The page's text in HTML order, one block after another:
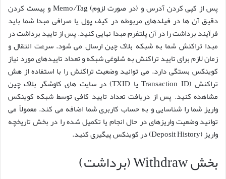
پس از کپی کردن آدرس و (در صورت لزوم) Memo/Tag و پیست کردن
دقیق آن ها در فیلدهای مربوطه در کیف پول یا صرافی مبدا شما باید
فرآیند برداشت را در آن پلتفرم مبدا نهایی کنید. پس از تایید برداشت در
مبدا تراکنش شما به شبکه بلاک چین ارسال می شود. سرعت انتقال و
زمان لازم برای تایید تراکنش به شلوغی شبکه و تعداد تاییدهای مورد نیاز
کوینکس بستگی دارد. می توانید وضعیت تراکنش را با استفاده از هش
تراکنش (Transaction ID یا TXID) در سایت های کاوشگر بلاک چین
مشاهده کنید. پس از دریافت تعداد تایید کافی توسط شبکه کوینکس
واریز شما را شناسایی و به حساب کاربری شما اضافه می کند. معمولاً می
توانید وضعیت واریزهای در حال انجام یا تکمیل شده را در بخش تاریخچه
واریز (Deposit History) در کوینکس پیگیری کنید.
بخش Withdraw (برداشت)